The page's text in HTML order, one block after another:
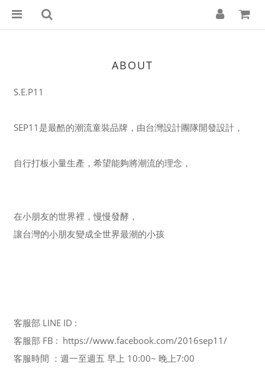
ABOUT
S.E.P11
SEP11是最酷的潮流童裝品牌，由台灣設計團隊開發設計，
自行打板小量生產，希望能夠將潮流的理念，
在小朋友的世界裡，慢慢發酵，
讓台灣的小朋友變成全世界最潮的小孩
客服部 LINE ID :
客服部 FB : https://www.facebook.com/2016sep11/
客服時間 ：週一至週五 早上 10:00~ 晚上7:00